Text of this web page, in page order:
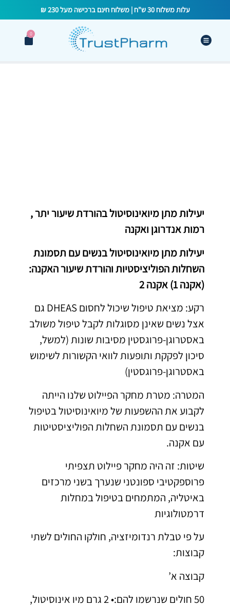
עלות משלוח 30 ש"ח | משלוח חינם ברכישה מעל 230 ₪
0
יעילות מתן מיואינוסיטול בהורדת שיעור יתר ,
רמות אנדרוגן ואקנה
יעילות מתן מיואינוסיטול בנשים עם תסמונת
השחלות הפוליציסטיות והורדת שיעור האקנה:
(אקנה 1) אקנה 2
רקע: מציאת טיפול שיכול לחסום DHEAS גם
אצל נשים שאינן מסוגלות לקבל טיפול משולב
באסטרוגן-פרוגסטין מסיבות שונות (למשל,
סיכון לפקקת ותופעות לוואי הקשורות לשימוש
באסטרוגן-פרוגסטין)
המטרה: מטרת מחקר הפיילוט שלנו הייתה
לקבוע את ההשפעות של מיואינוסיטול בטיפול
בנשים עם תסמונת השחלות הפוליציסטיטות
עם אקנה.
שיטות: זה היה מחקר פיילוט תצפיתי
פרוספקטיבי ספונטני שנערך בשני מרכזים
באיטליה, המתמחים בטיפול במחלות
דרמטולוגיות
על פי טבלת רנדומיזציה, חולקו החולים לשתי
קבוצות:
קבוצה א’
50 חולים שנרשמו להם:• 2 גרם מיו אינוסיטול,